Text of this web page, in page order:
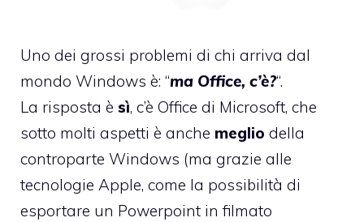
Uno dei grossi problemi di chi arriva dal
mondo Windows è: “ma Office, c’è?“.
La risposta è sì, c’è Office di Microsoft, che
sotto molti aspetti è anche meglio della
controparte Windows (ma grazie alle
tecnologie Apple, come la possibilità di
esportare un Powerpoint in filmato